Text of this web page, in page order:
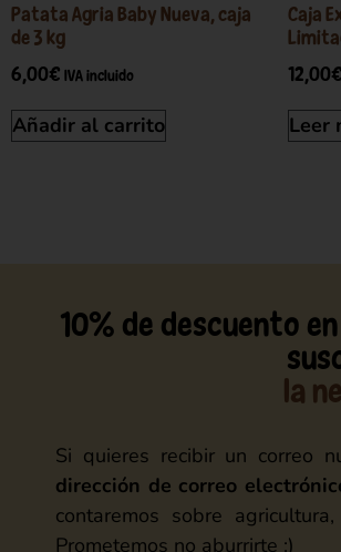
Patata Agria Baby Nueva, caja
de 3 kg
6,00€ IVA incluido
Añadir al carrito
Caja
12,00€
Leer
10% de descuento
la
Si quieres recibir un correo
dirección de correo
contaremos sobre
Prometemos no aburrirte :)